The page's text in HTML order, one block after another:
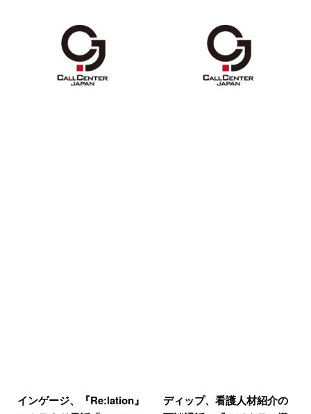
インゲージ、『Re:lation』
ディップ、看護人材紹介の